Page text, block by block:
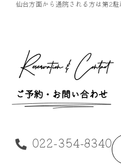
仙台方面から通院される方は第2駐
Reservation & Contact
ご予約・お問い合わせ
022-354-8340